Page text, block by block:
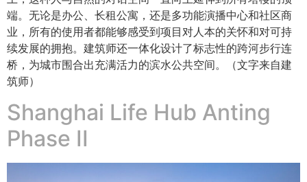
端。无论是办公、长租公寓，还是多功能演播中心和社区商
业，所有的使用者都能够感受到项目对人本的关怀和对可持
续发展的拥抱。建筑师还一体化设计了标志性的跨河步行连
桥，为城市围合出充满活力的滨水公共空间。（文字来自建
筑师）
Shanghai Life Hub Anting
Phase II